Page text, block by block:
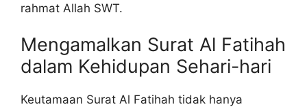
rahmat Allah SWT.
Mengamalkan Surat Al Fatihah
dalam Kehidupan Sehari-hari
Keutamaan Surat Al Fatihah tidak hanya